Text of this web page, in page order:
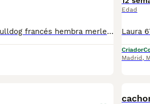
📲Laura 677983742 - 613283995 🤍*Bulldog francés hembra merle fawn*🤍 ¿Buscas un nuevo compañero para tu hogar? ❤️ Tenemos preciosos cachorros listos para encontrar una familia responsable. ✅ Vacunados ✅ Desparasitados ✅ Cartilla sanitaria ✅ Garantías incluidas ✅ Máxima atención y cuidado Se hacen envíos a toda España: Andalucía: Almería, Cádiz, Córdoba, Granada, Huelva, Jaén, Málaga, Sevilla.Aragón: Huesca, Teruel, Zaragoza.Asturias: Oviedo.Baleares: Palma.Canarias: Las Palmas de Gran Canaria, Santa Cruz de Tenerife.Cantabria: Santander.Castilla-La Mancha: Albacete, Ciudad Real, Cuenca, Guadalajara, Toledo.Castilla y León: Ávila, Burgos, León, Palencia, Salamanca, Segovia, Soria, Valladolid, Zamora.Cataluña: Barcelona, Gerona (Girona), Lérida (Lleida), Tarragona.Comunidad Valenciana: Alicante, Castellón de la Plana, Valencia.Extremadura: Badajoz, Cáceres.Galicia: La Coruña (A Coruña), Lugo, Orense (Ourense), Pontevedra.La Rioja: Logroño.Madrid: Madrid.Murcia: Murcia.Navarra: Pamplona.País Vasco: Bilbao (Vizcaya), San Sebastián (Guipúzcoa), Vitoria (Álava). 🐾 Cachorros sanos, sociables y criados con mucho cariño. 📲 ¡Pregunta sin compromiso por disponibilidad, fotos y precios por mensaje privado!
Edad
Criador
Madrid ,